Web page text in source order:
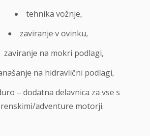
tehnika vožnje,
zaviranje v ovinku,
zaviranje na mokri podlagi,
na hidravlični podlagi,
– dodatna delavnica za vse s
adventure motorji.